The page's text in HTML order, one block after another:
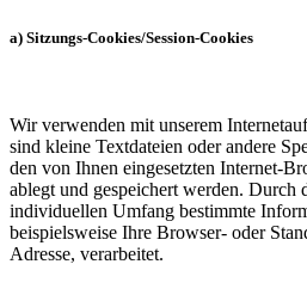
a) Sitzungs-Cookies/Session-Cookies
Wir verwenden mit unserem
sind kleine Textdateien oder andere
den von Ihnen eingesetzten Internet-
ablegt und gespeichert werden. Durch
individuellen Umfang bestimmte
beispielsweise Ihre Browser- oder
Adresse, verarbeitet.